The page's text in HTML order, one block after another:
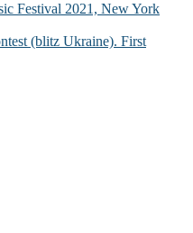
Festival 2021, New York
(blitz Ukraine). First